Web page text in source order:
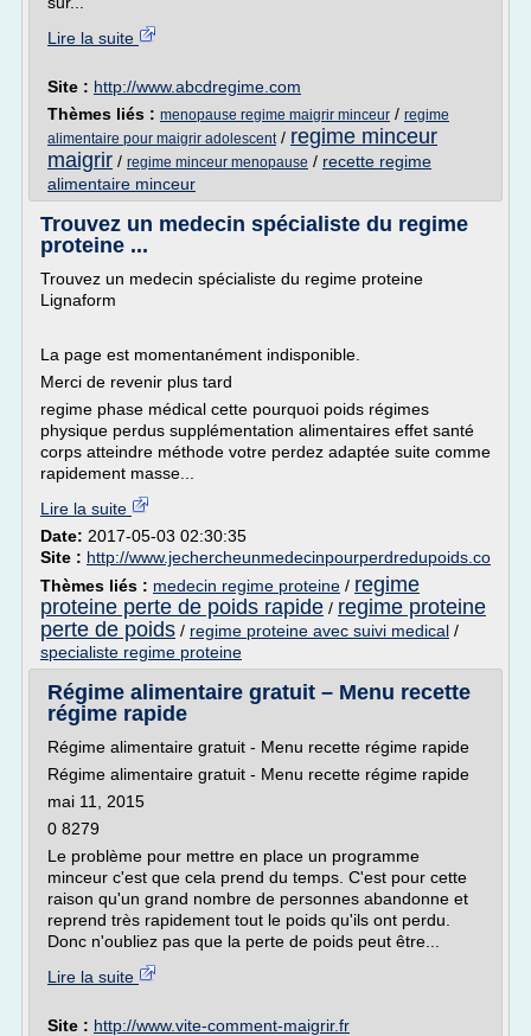
Lire la suite
Site : http://www.abcdregime.com
Thèmes liés : menopause regime maigrir minceur / regime
alimentaire pour maigrir adolescent/ regime minceur
maigrir / regime minceur menopause / recette regime
alimentaire minceur
Trouvez un medecin spécialiste du regime
proteine ...
Trouvez un medecin spécialiste du regime proteine
Lignaform
La page est momentanément indisponible.
Merci de revenir plus tard
regime phase médical cette pourquoi poids régimes
physique perdus supplémentation alimentaires effet santé
corps atteindre méthode votre perdez adaptée suite comme
rapidement masse...
Lire la suite
Date: 2017-05-03 02:30:35
Site : http://www.jechercheunmedecinpourperdredupoids.co
Thèmes liés : medecin regime proteine / regime
proteine perte de poids rapide / regime proteine
perte de poids / regime proteine avec suivi medical /
specialiste regime proteine
Régime alimentaire gratuit – Menu recette
régime rapide
Régime alimentaire gratuit - Menu recette régime rapide
Régime alimentaire gratuit - Menu recette régime rapide
mai 11, 2015
0 8279
Le problème pour mettre en place un programme
minceur c'est que cela prend du temps. C'est pour cette
raison qu'un grand nombre de personnes abandonne et
reprend très rapidement tout le poids qu'ils ont perdu.
Donc n'oubliez pas que la perte de poids peut être...
Lire la suite
Site : http://www.vite-comment-maigrir.fr